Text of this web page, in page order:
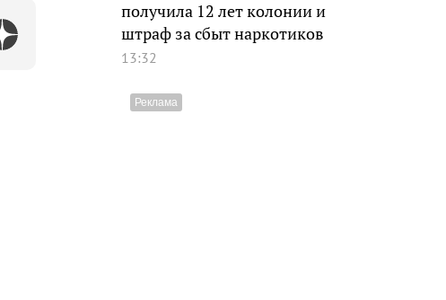
получила 12 лет колонии и
штраф за сбыт наркотиков
13:32